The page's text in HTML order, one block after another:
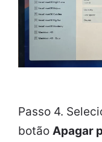
Passo 4.
botão Apagar